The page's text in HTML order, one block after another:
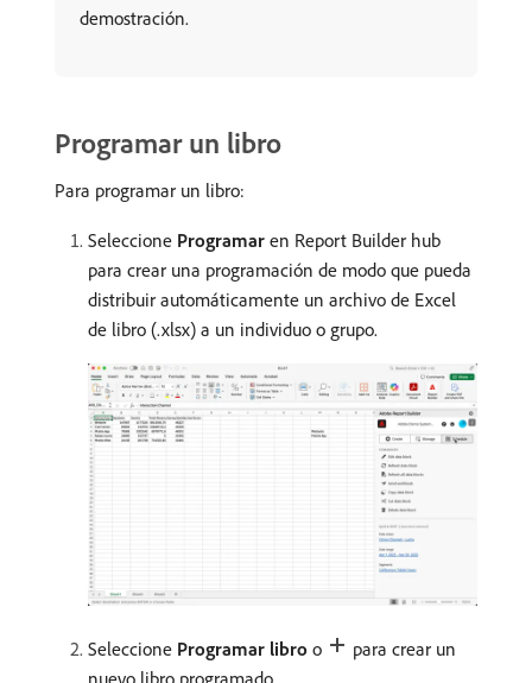
demostración.
Programar un libro
Para programar un libro:
Seleccione Programar en Report Builder hub
para crear una programación de modo que pueda
distribuir automáticamente un archivo de Excel
de libro (.xlsx) a un individuo o grupo.
Seleccione Programar libro o
para crear un
nuevo libro programado.